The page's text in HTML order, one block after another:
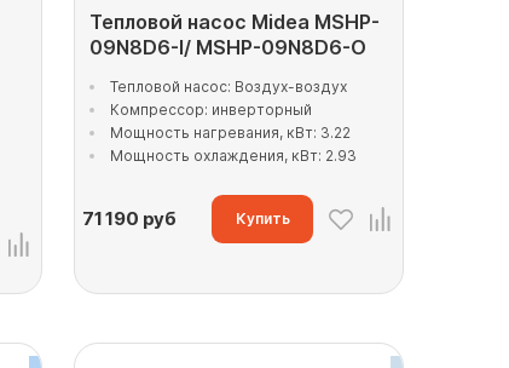
Тепловой насос Midea MSHP-
09N8D6-I/ MSHP-09N8D6-O
Тепловой насос: Воздух-воздух
Компрессор: инверторный
Мощность нагревания, кВт: 3.22
Мощность охлаждения, кВт: 2.93
71 190 руб Купить